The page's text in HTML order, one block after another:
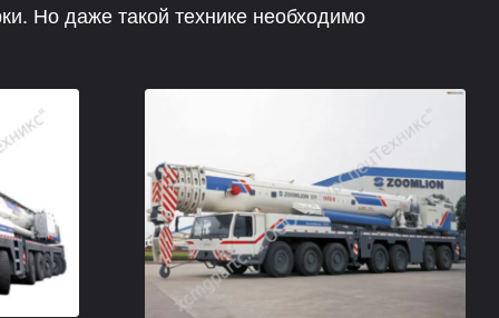
Но даже такой технике необходимо